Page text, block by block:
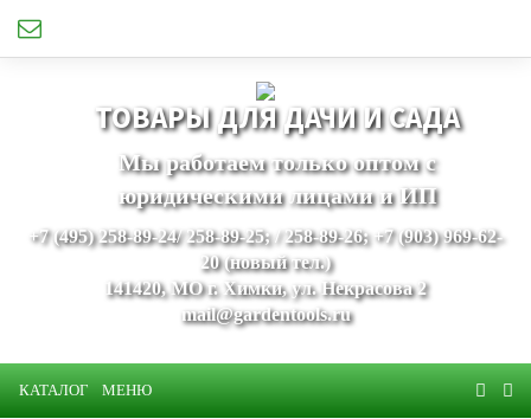
ТОВАРЫ ДЛЯ ДАЧИ И САДА
Мы работаем только оптом с
юридическими лицами и ИП
+7 (495) 258-89-24/ 258-89-25; / 258-89-26; +7 (903) 969-62-
20 (новый тел.)
141420, МО г. Химки, ул. Некрасова 2
mail@gardentools.ru
КАТАЛОГ МЕНЮ